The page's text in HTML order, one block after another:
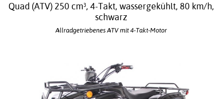
Quad (ATV) 250 cm³, 4-Takt, wassergekühlt, 80 km/h,
schwarz
Allradgetriebenes ATV mit 4-Takt-Motor